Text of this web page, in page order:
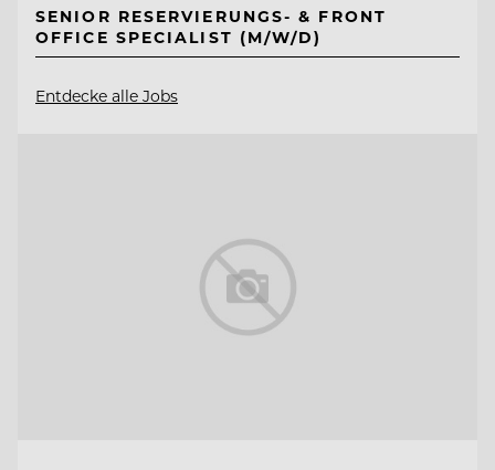
SENIOR RESERVIERUNGS- & FRONT
OFFICE SPECIALIST (M/W/D)
Entdecke alle Jobs